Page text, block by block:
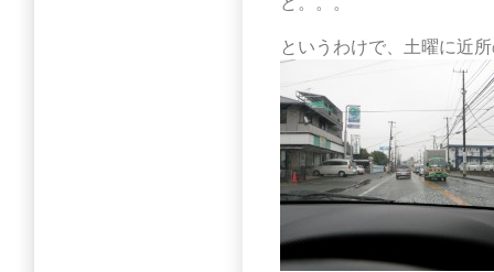
というわけで、土曜に近